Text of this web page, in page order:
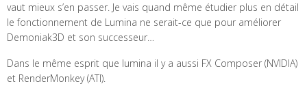
vaut mieux s’en passer. Je vais quand même étudier plus en détail
le fonctionnement de Lumina ne serait-ce que pour améliorer
Demoniak3D et son successeur…
Dans le même esprit que lumina il y a aussi FX Composer (NVIDIA)
et RenderMonkey (ATI).